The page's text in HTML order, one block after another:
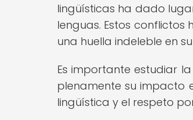
lingüísticas ha dado
lenguas. Estos
una huella indeleble en
Es importante estudiar
plenamente su impacto
lingüística y el respeto